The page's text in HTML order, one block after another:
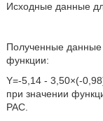
Исходные данные
Полученные
функции:
Υ=-5,14 - 3,50×(-
при значении
РАС.